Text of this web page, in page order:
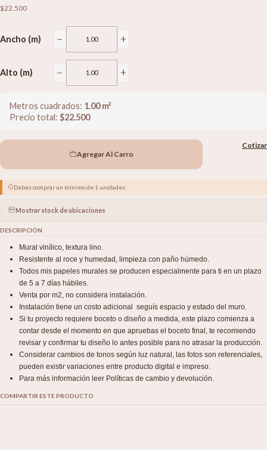
$22.500
Ancho (m) − +
Alto (m) − +
Metros cuadrados: 1.00m²
Precio total: $22.500
Agregar Al Carro
Cotizar
Debes comprar un mínimo de 1 unidades
Mostrar stock de ubicaciones
DESCRIPCIÓN
Mural vinílico, textura lino.
Resistente al roce y humedad, limpieza con paño húmedo.
Todos mis papeles murales se producen especialmente para ti en un plazo
de 5 a 7 días hábiles.
Venta por m2, no considera instalación.
Instalación tiene un costo adicional seguís espacio y estado del muro.
Si tu proyecto requiere boceto o diseño a medida, este plazo comienza a
contar desde el momento en que apruebas el boceto final, te recomiendo
revisar y confirmar tu diseño lo antes posible para no atrasar la producción.
Considerar cambios de tonos según luz natural, las fotos son referenciales,
pueden existir variaciones entre producto digital e impreso.
Para más información leer Políticas de cambio y devolución.
COMPARTIR ESTE PRODUCTO